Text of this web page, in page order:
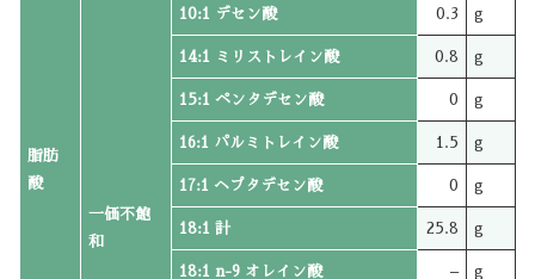
脂肪
酸
一価不飽
和
10:1 デセン酸 0.3 g
14:1 ミリストレイン酸 0.8 g
15:1 ペンタデセン酸 0 g
16:1 パルミトレイン酸 1.5 g
17:1 ヘプタデセン酸 0 g
18:1 計 25.8 g
18:1 n-9 オレイン酸 – g